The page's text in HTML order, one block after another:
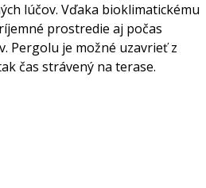
lúčov. Vďaka bioklimatickému
prostredie aj počas
Pergolu je možné uzavrieť z
čas strávený na terase.